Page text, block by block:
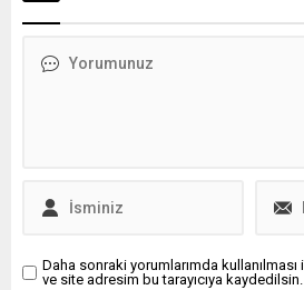
Daha sonraki yorumlarımda
ve site adresim bu tarayıcıya kaydedilsin.